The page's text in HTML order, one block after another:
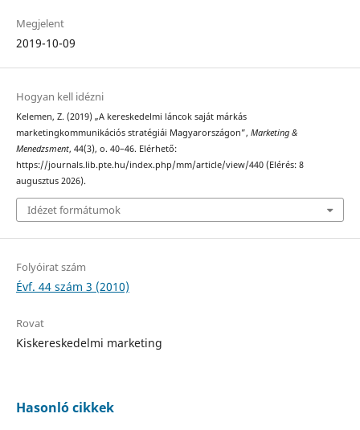
Megjelent
2019-10-09
Hogyan kell idézni
Kelemen, Z. (2019) „A kereskedelmi láncok saját márkás
marketingkommunikációs stratégiái Magyarországon”, Marketing &
Menedzsment, 44(3), o. 40–46. Elérhető:
https://journals.lib.pte.hu/index.php/mm/article/view/440 (Elérés: 8
augusztus 2026).
Idézet formátumok
Folyóirat szám
Évf. 44 szám 3 (2010)
Rovat
Kiskereskedelmi marketing
Hasonló cikkek